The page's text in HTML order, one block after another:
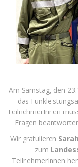
Am Samstag, den
das
TeilnehmerInnen
Fragen
Wir gratulieren
zum
TeilnehmerInnen